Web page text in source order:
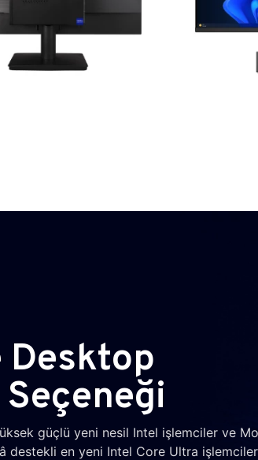
Desktop
güçlü yeni nesil Intel işlemciler ve
destekli en yeni Intel Core Ultra